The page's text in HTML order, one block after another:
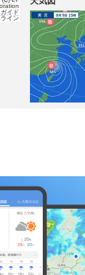
イド
ライン